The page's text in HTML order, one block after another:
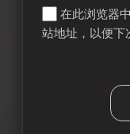
在此浏览器
站地址，以便下